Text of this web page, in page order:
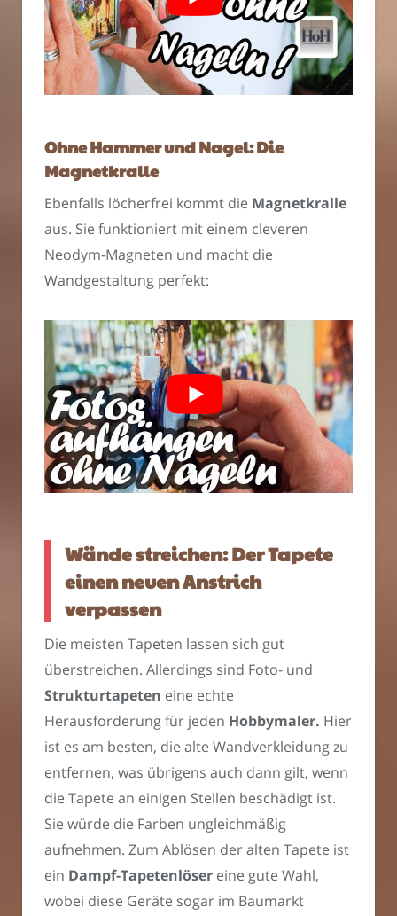
Ohne Hammer und Nagel: Die
Magnetkralle
Ebenfalls löcherfrei kommt die Magnetkralle
aus. Sie funktioniert mit einem cleveren
Neodym-Magneten und macht die
Wandgestaltung perfekt:
Wände streichen: Der Tapete
einen neuen Anstrich
verpassen
Die meisten Tapeten lassen sich gut
überstreichen. Allerdings sind Foto- und
Strukturtapeten eine echte
Herausforderung für jeden Hobbymaler. Hier
ist es am besten, die alte Wandverkleidung zu
entfernen, was übrigens auch dann gilt, wenn
die Tapete an einigen Stellen beschädigt ist.
Sie würde die Farben ungleichmäßig
aufnehmen. Zum Ablösen der alten Tapete ist
ein Dampf-Tapetenlöser eine gute Wahl,
wobei diese Geräte sogar im Baumarkt